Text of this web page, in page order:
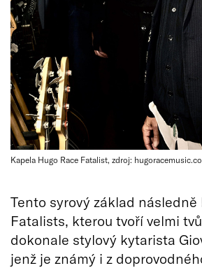
Kapela Hugo Race Fatalist, zdroj:
Tento syrový základ následně
Fatalists, kterou tvoří velmi
dokonale stylový kytarista
jenž je známý i z